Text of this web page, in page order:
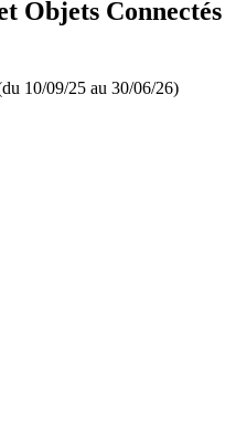
Objets Connectés
10/09/25 au 30/06/26)